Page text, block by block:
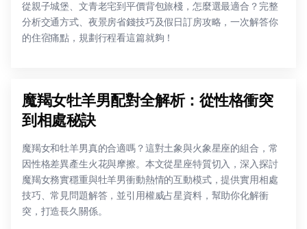
從親子城堡、文青老宅到平價背包旅棧，怎麼選最適合？完整
分析交通方式、夜景房省錢技巧及假日訂房攻略，一次解答你
的住宿痛點，規劃行程看這篇就夠！
魔羯女牡羊男配對全解析：從性格衝突
到相處秘訣
魔羯女和牡羊男真的合適嗎？這對土象與火象星座的組合，常
因性格差異產生火花與摩擦。本文從星座特質切入，深入探討
魔羯女務實穩重與牡羊男衝動熱情的互動模式，提供實用相處
技巧、常見問題解答，並引用權威占星資料，幫助你化解衝
突，打造長久關係。